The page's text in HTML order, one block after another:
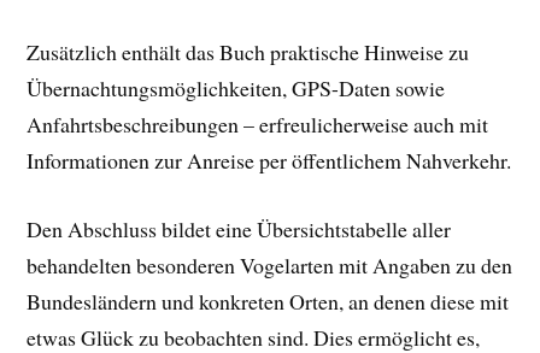
Zusätzlich enthält das Buch praktische Hinweise zu
Übernachtungsmöglichkeiten, GPS-Daten sowie
Anfahrtsbeschreibungen – erfreulicherweise auch mit
Informationen zur Anreise per öffentlichem Nahverkehr.
Den Abschluss bildet eine Übersichtstabelle aller
behandelten besonderen Vogelarten mit Angaben zu den
Bundesländern und konkreten Orten, an denen diese mit
etwas Glück zu beobachten sind. Dies ermöglicht es,